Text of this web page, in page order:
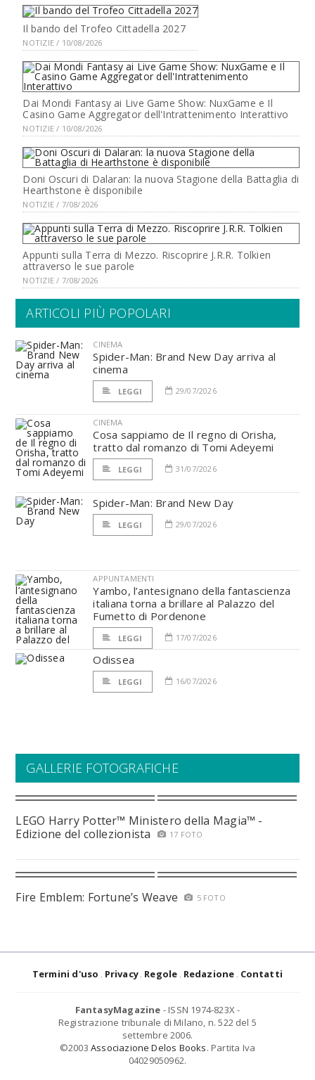
Il bando del Trofeo Cittadella 2027
NOTIZIE / 10/08/2026
Dai Mondi Fantasy ai Live Game Show: NuxGame e Il
Casino Game Aggregator dell'Intrattenimento Interattivo
NOTIZIE / 10/08/2026
Doni Oscuri di Dalaran: la nuova Stagione della Battaglia di
Hearthstone è disponibile
NOTIZIE / 7/08/2026
Appunti sulla Terra di Mezzo. Riscoprire J.R.R. Tolkien
attraverso le sue parole
NOTIZIE / 7/08/2026
ARTICOLI PIÙ POPOLARI
CINEMA
Spider-Man: Brand New Day arriva al
cinema
LEGGI 29/07/2026
CINEMA
Cosa sappiamo de Il regno di Orisha,
tratto dal romanzo di Tomi Adeyemi
LEGGI 31/07/2026
Spider-Man: Brand New Day
LEGGI 29/07/2026
APPUNTAMENTI
Yambo, l’antesignano della fantascienza
italiana torna a brillare al Palazzo del
Fumetto di Pordenone
LEGGI 17/07/2026
Odissea
LEGGI 16/07/2026
GALLERIE FOTOGRAFICHE
LEGO Harry Potter™ Ministero della Magia™ -
Edizione del collezionista
17 FOTO
Fire Emblem: Fortune’s Weave 5 FOTO
Termini d'uso Privacy Regole Redazione Contatti
FantasyMagazine - ISSN 1974-823X -
Registrazione tribunale di Milano, n. 522 del 5
settembre 2006.
©2003 Associazione Delos Books. Partita Iva
04029050962.